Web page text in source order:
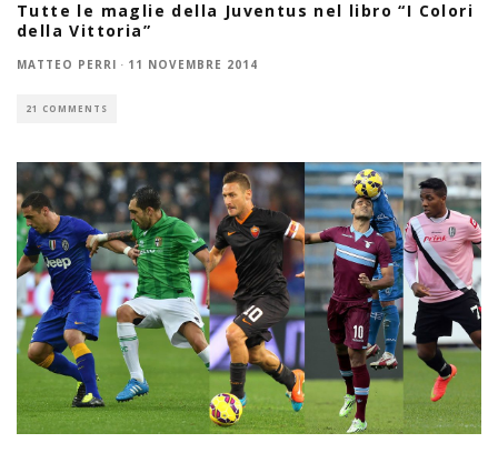
Tutte le maglie della Juventus nel libro “I Colori
della Vittoria”
MATTEO PERRI · 11 NOVEMBRE 2014
21 COMMENTS